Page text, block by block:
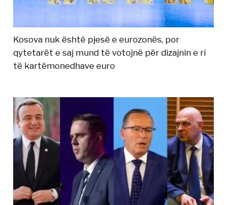
Kosova nuk është pjesë e eurozonës, por
qytetarët e saj mund të votojnë për dizajnin e ri
të kartëmonedhave euro